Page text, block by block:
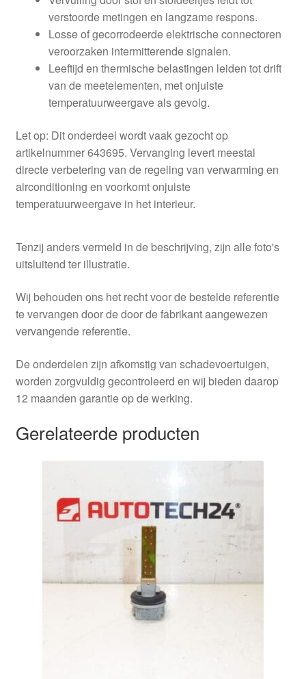
verstoorde metingen en langzame respons.
Losse of gecorrodeerde elektrische connectoren
veroorzaken intermitterende signalen.
Leeftijd en thermische belastingen leiden tot drift
van de meetelementen, met onjuiste
temperatuurweergave als gevolg.
Let op: Dit onderdeel wordt vaak gezocht op
artikelnummer 643695. Vervanging levert meestal
directe verbetering van de regeling van verwarming en
airconditioning en voorkomt onjuiste
temperatuurweergave in het interieur.
Tenzij anders vermeld in de beschrijving, zijn alle foto's
uitsluitend ter illustratie.
Wij behouden ons het recht voor de bestelde referentie
te vervangen door de door de fabrikant aangewezen
vervangende referentie.
De onderdelen zijn afkomstig van schadevoertuigen,
worden zorgvuldig gecontroleerd en wij bieden daarop
12 maanden garantie op de werking.
Gerelateerde producten